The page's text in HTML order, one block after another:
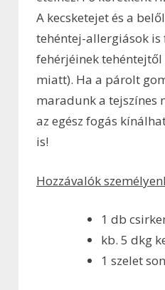
A kecsketejet és a
tehéntej-allergiások
fehérjéinek tehéntejtől
miatt). Ha a párolt
maradunk a tejszínes
az egész fogás
is!
Hozzávalók
1 db
kb. 5 dkg
1 szelet